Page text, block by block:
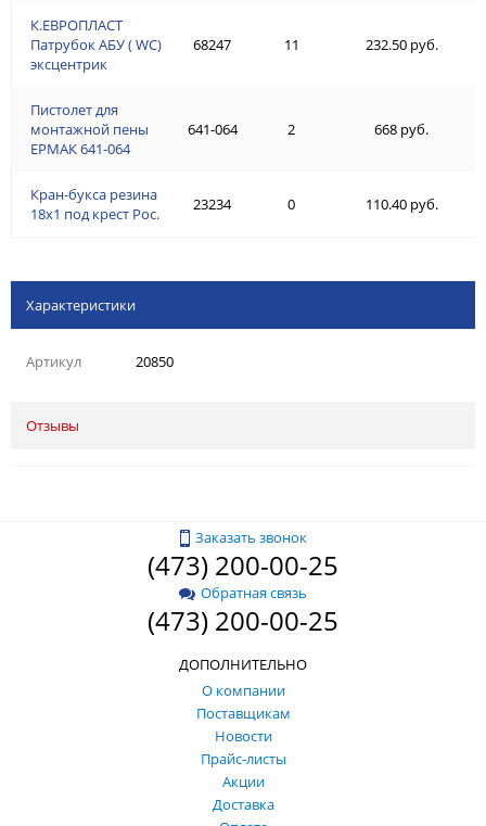
К.ЕВРОПЛАСТ
Патрубок АБУ ( WC)
эксцентрик
Пистолет для
монтажной пены
ЕРМАК 641-064
Кран-букса резина
18х1 под крест Рос.
68247 11 232.50 руб.
641-064 2 668 руб.
23234 0 110.40 руб.
Характеристики
Артикул 20850
Отзывы
Заказать звонок
(473) 200-00-25
Обратная связь
(473) 200-00-25
ДОПОЛНИТЕЛЬНО
О компании
Поставщикам
Новости
Прайс-листы
Акции
Доставка